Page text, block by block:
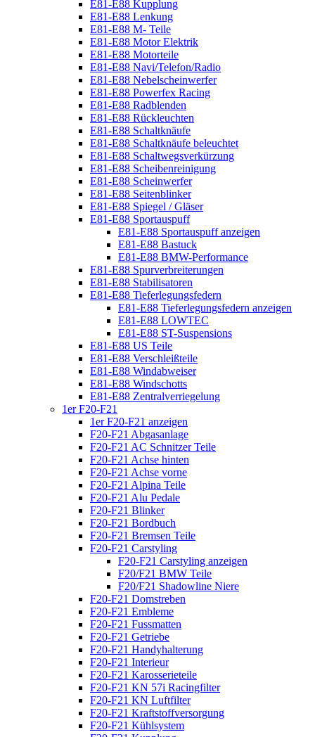
E81-E88 Kupplung
E81-E88 Lenkung
E81-E88 M- Teile
E81-E88 Motor Elektrik
E81-E88 Motorteile
E81-E88 Navi/Telefon/Radio
E81-E88 Nebelscheinwerfer
E81-E88 Powerfex Racing
E81-E88 Radblenden
E81-E88 Rückleuchten
E81-E88 Schaltknäufe
E81-E88 Schaltknäufe beleuchtet
E81-E88 Schaltwegsverkürzung
E81-E88 Scheibenreinigung
E81-E88 Scheinwerfer
E81-E88 Seitenblinker
E81-E88 Spiegel / Gläser
E81-E88 Sportauspuff
E81-E88 Sportauspuff anzeigen
E81-E88 Bastuck
E81-E88 BMW-Performance
E81-E88 Spurverbreiterungen
E81-E88 Stabilisatoren
E81-E88 Tieferlegungsfedern
E81-E88 Tieferlegungsfedern anzeigen
E81-E88 LOWTEC
E81-E88 ST-Suspensions
E81-E88 US Teile
E81-E88 Verschleißteile
E81-E88 Windabweiser
E81-E88 Windschotts
E81-E88 Zentralverriegelung
1er F20-F21
1er F20-F21 anzeigen
F20-F21 Abgasanlage
F20-F21 AC Schnitzer Teile
F20-F21 Achse hinten
F20-F21 Achse vorne
F20-F21 Alpina Teile
F20-F21 Alu Pedale
F20-F21 Blinker
F20-F21 Bordbuch
F20-F21 Bremsen Teile
F20-F21 Carstyling
F20-F21 Carstyling anzeigen
F20/F21 BMW Teile
F20/F21 Shadowline Niere
F20-F21 Domstreben
F20-F21 Embleme
F20-F21 Fussmatten
F20-F21 Getriebe
F20-F21 Handyhalterung
F20-F21 Interieur
F20-F21 Karosserieteile
F20-F21 KN 57i Racingfilter
F20-F21 KN Luftfilter
F20-F21 Kraftstoffversorgung
F20-F21 Kühlsystem